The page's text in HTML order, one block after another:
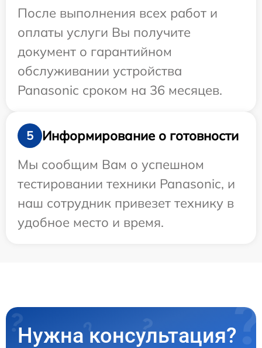
После выполнения всех работ и
оплаты услуги Вы получите
документ о гарантийном
обслуживании устройства
Panasonic сроком на 36 месяцев.
5
Информирование о готовности
Мы сообщим Вам о успешном
тестировании техники Panasonic, и
наш сотрудник привезет технику в
удобное место и время.
Нужна консультация?